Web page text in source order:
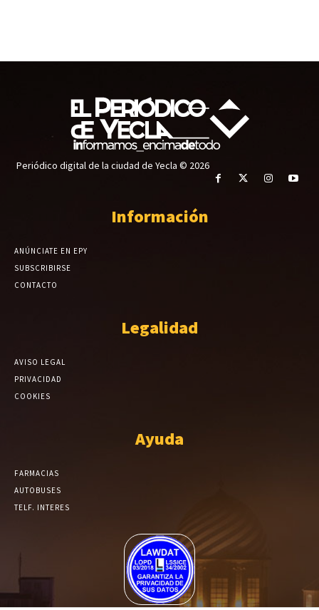
Periódico digital de la ciudad de Yecla © 2026
Información
ANÚNCIATE EN EPY
SUBSCRIBIRSE
CONTACTO
Legalidad
AVISO LEGAL
PRIVACIDAD
COOKIES
Ayuda
FARMACIAS
AUTOBUSES
TELF. INTERES